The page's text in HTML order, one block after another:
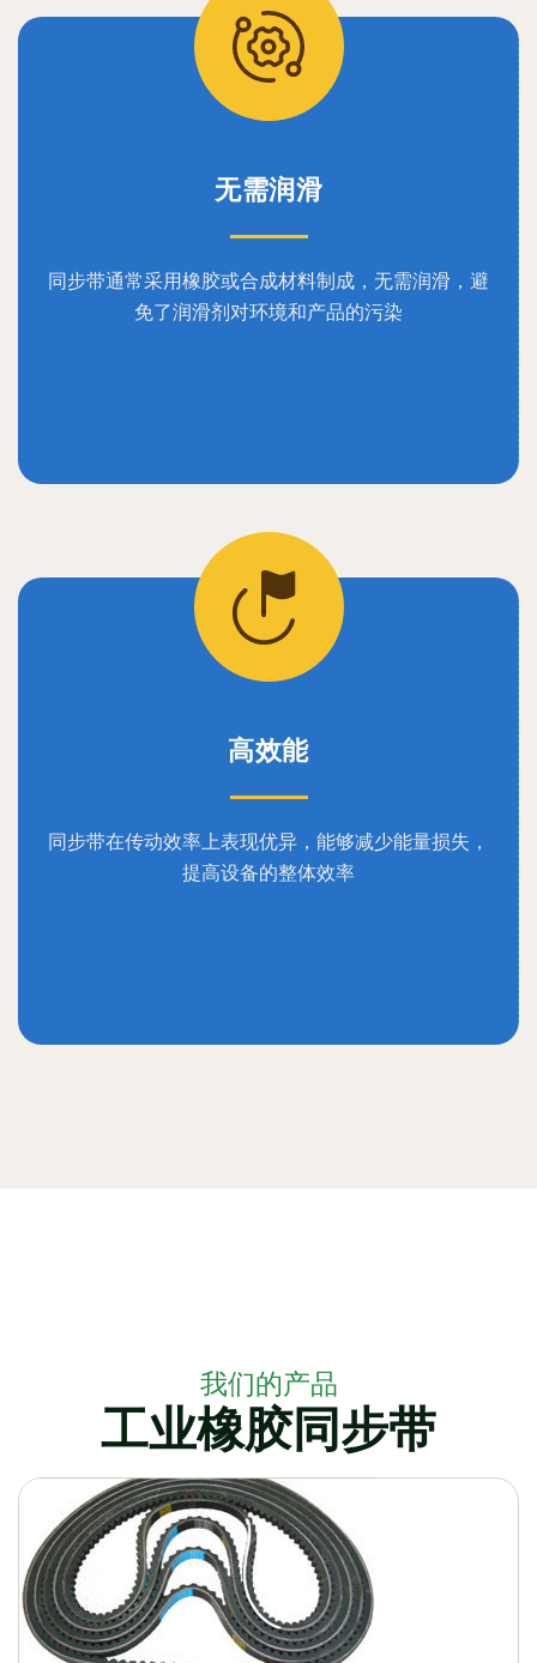
无需润滑
同步带通常采用橡胶或合成材料制成，无需润滑，避
免了润滑剂对环境和产品的污染
高效能
同步带在传动效率上表现优异，能够减少能量损失，
提高设备的整体效率
我们的产品
工业橡胶同步带